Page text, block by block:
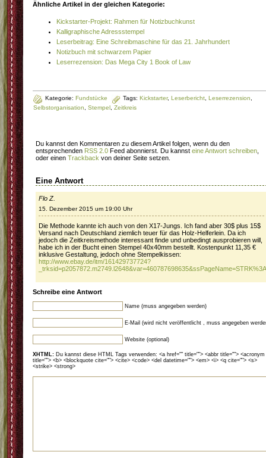
Ähnliche Artikel in der gleichen Kategorie:
Kickstarter-Projekt: Rahmen für Notizbuchkunst
Kalligraphische Adressstempel
Leserbeitrag: Eine Schreibmaschine für das 21. Jahrhundert
Notizbuch mit schwarzem Papier
Leserrezension: Das Mega City 1 Book of Law
Kategorie: Fundstücke Tags: Kickstarter, Leserbericht Leserrezension
Selbstorganisation
Stempel Zeitkreis
Du kannst den Kommentaren zu diesem Artikel folgen, wenn du den
entsprechenden RSS 2.0 Feed abonnierst. Du kannst eine Antwort schreiben
oder einen Trackback von deiner Seite setzen.
Eine Antwort
Flo Z.
15. Dezember 2015 um 19:00 Uhr
Die Methode kannte ich auch von den X17-Jungs. Ich fand aber 30$ plus 15$
Versand nach Deutschland ziemlich teuer für das Holz-Helferlein. Da ich
jedoch die Zeitkreismethode interessant finde und unbedingt ausprobieren will,
habe ich in der Bucht einen Stempel 40x40mm bestellt. Kostenpunkt 11,35 €
inklusive Gestaltung, jedoch ohne Stempelkissen:
http://www.ebay.de/itm/161429737724?
Schreibe eine Antwort
Name (muss angegeben werden)
E-Mail (wird nicht veröffentlicht , muss angegeben
Website (optional)
XHTML: Du kannst diese HTML Tags verwenden: <a href="" title=""> <abbr title=""> <acronym
title=""> <b> <blockquote cite=""> <cite> <code> <del datetime=""> <em> <i> <q cite=""> <s>
<strike> <strong>